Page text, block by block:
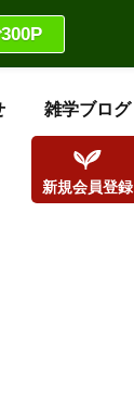
雑学ブログ
新規会員登録